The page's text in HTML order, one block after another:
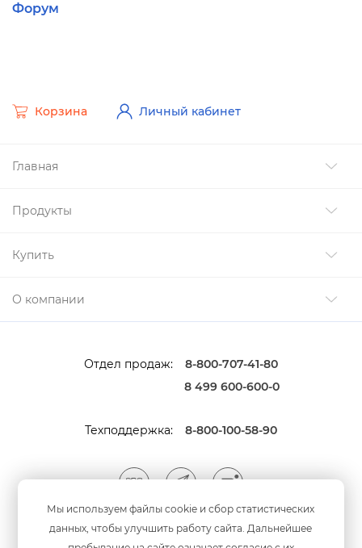
Мы используем файлы cookie и сбор статистических
данных, чтобы улучшить работу сайта. Дальнейшее
Форум
Главная
Продукты
Купить
О компании
Корзина Личный кабинет
Отдел продаж:
8-800-707-41-80
8 499 600-600-0
Техподдержка: 8-800-100-58-90
Мы принимаем оплату